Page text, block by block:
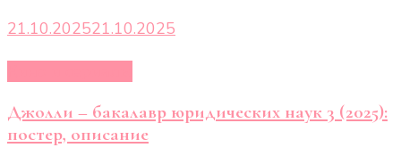
21.10.202521.10.2025
Джолли – бакалавр юридических наук 3 (2025):
постер, описание